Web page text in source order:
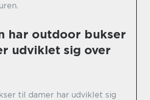
har outdoor bukser
udviklet sig over
til damer har udviklet sig